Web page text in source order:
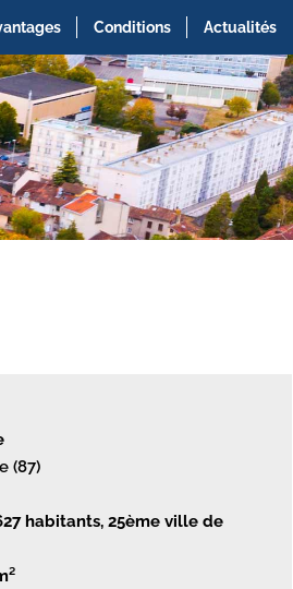
Conditions Actualités
(87)
habitants, 25ème ville de